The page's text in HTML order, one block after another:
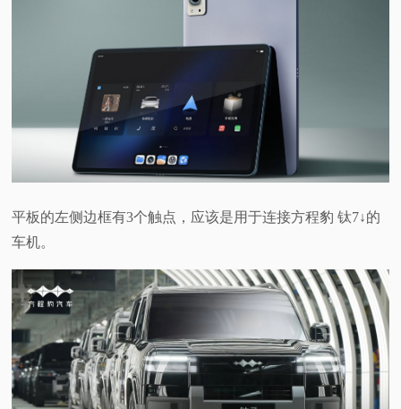
专
平板的左侧边框有3个触点，应该是用于连接方程豹 钛7↓的
车机。